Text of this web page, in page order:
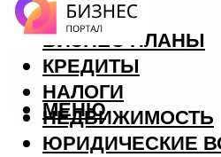
ФОРЕКС
БИЗНЕС ПЛАНЫ
КРЕДИТЫ
НАЛОГИ
НЕДВИЖИМОСТЬ
ЮРИДИЧЕСКИЕ
МЕНЮ